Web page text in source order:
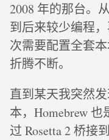
2008 年的那台。
到后来较少编程
次需要配置全套
折腾不断。
直到某天我突然
本，Homebrew
过 Rosetta 2 桥